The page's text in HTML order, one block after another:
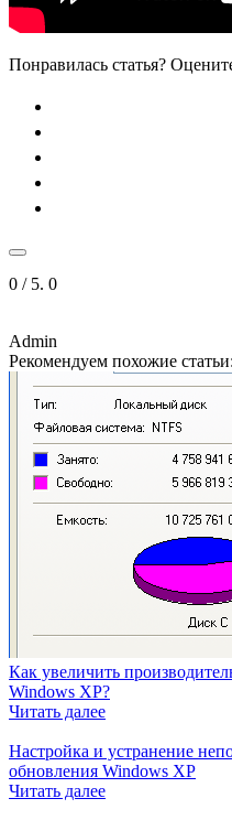
Понравилась статья?
0 / 5. 0
Admin
Рекомендуем похожие статьи:
Как увеличить
Windows XP?
Читать далее
Настройка и устранение
обновления Windows XP
Читать далее